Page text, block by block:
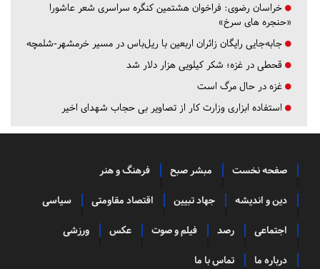
خراسان رضوی: فراخوان هشتمین کنگره سراسری شعر عاشورا
«حنجره های سرخ»
جابه‌جایی رایگان زائران اربعین با ریل‌باس در مسیر خرمشهر-شلمچه
قحطی در غزه؛ شکر کیلویی هزار دلار شد
غزه در حال مرگ است
استفاده ابزاری وزارت کار از تصاویر بی حجاب شهدای اخیر
صفحه نخست مبشر صبح فرهنگ و هنر
دین و اندیشه جهاد تبیین اقتصاد مقاومتی سیاسی
اجتماعی رصد فیلم و صوت عکس ورزشی
درباره ما تماس با ما